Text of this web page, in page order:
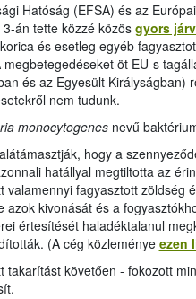
Hatóság (EFSA) és az
án tette közzé közös gyors
és esetleg egyéb
öt EU-s
és az Egyesült Királyságban)
nem tudunk.
monocytogenesnevű
hogy a
hatállyal megtiltotta az
valamennyi fagyasztott zöldség
azok kivonását és a
értesítését haladéktalanul
(A cég közleménye ezen
takarítást követően - fokozott